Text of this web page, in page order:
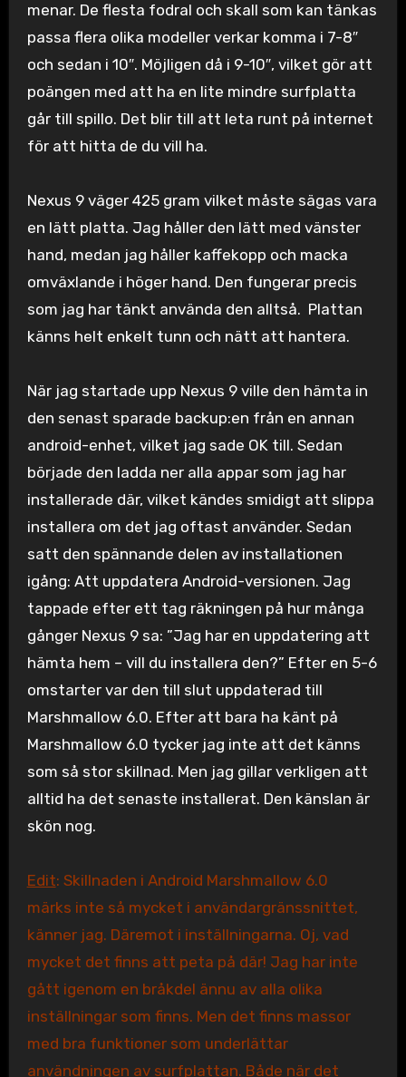
menar. De flesta fodral och skall som kan tänkas
passa flera olika modeller verkar komma i 7-8″
och sedan i 10″. Möjligen då i 9-10″, vilket gör att
poängen med att ha en lite mindre surfplatta
går till spillo. Det blir till att leta runt på internet
för att hitta de du vill ha.
Nexus 9 väger 425 gram vilket måste sägas vara
en lätt platta. Jag håller den lätt med vänster
hand, medan jag håller kaffekopp och macka
omväxlande i höger hand. Den fungerar precis
som jag har tänkt använda den alltså. Plattan
känns helt enkelt tunn och nätt att hantera.
När jag startade upp Nexus 9 ville den hämta in
den senast sparade backup:en från en annan
android-enhet, vilket jag sade OK till. Sedan
började den ladda ner alla appar som jag har
installerade där, vilket kändes smidigt att slippa
installera om det jag oftast använder. Sedan
satt den spännande delen av installationen
igång: Att uppdatera Android-versionen. Jag
tappade efter ett tag räkningen på hur många
gånger Nexus 9 sa: ”Jag har en uppdatering att
hämta hem – vill du installera den?” Efter en 5-6
omstarter var den till slut uppdaterad till
Marshmallow 6.0. Efter att bara ha känt på
Marshmallow 6.0 tycker jag inte att det känns
som så stor skillnad. Men jag gillar verkligen att
alltid ha det senaste installerat. Den känslan är
skön nog.
Edit: Skillnaden i Android Marshmallow 6.0
märks inte så mycket i användargränssnittet,
känner jag. Däremot i inställningarna. Oj, vad
mycket det finns att peta på där! Jag har inte
gått igenom en bråkdel ännu av alla olika
inställningar som finns. Men det finns massor
med bra funktioner som underlättar
användningen av surfplattan. Både när det